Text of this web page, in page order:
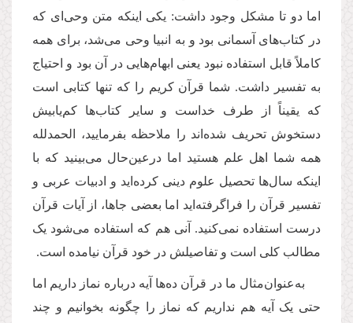
اما دو تا مشکل وجود داشت: یکی اینکه متن وحی‌ای که
در کتاب‌های آسمانی بود و به انبیا وحی می‌شد، برای همه
کاملاً قابل استفاده نبود یعنی ابهام‌هایی در آن بود و احتیاج
به تفسیر داشت. شما قرآن کریم را که تنها کتابی است
که یقیناً از طرف خداست و سایر کتاب‌ها کم‌یابیش
دستخوش تحریف شده‌اند را ملاحظه بفرمایید، الحمدلله
همه شما اهل علم هستید اما درعین‌حال می‌بینید که با
اینکه سال‌ها تحصیل علوم دینی کرده‌اید و ادبیات عربی و
تفسیر قرآن را فراگرفته‌اید اما بعضی جاها، از آیات قرآن
درست استفاده نمی‌کنید. آنی هم که استفاده می‌شود یک
مطالب کلی است و تفاصیلش در خود قرآن نیامده است.
به‌عنوان‌مثال ما در قرآن ده‌ها آیه درباره نماز داریم اما
حتی یک آیه هم نداریم که نماز را چگونه بخوانیم و چند